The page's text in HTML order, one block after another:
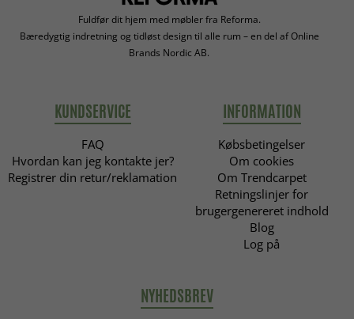
Fuldfør dit hjem med møbler fra Reforma.
Bæredygtig indretning og tidløst design til alle rum – en del af Online
Brands Nordic AB.
KUNDSERVICE
FAQ
Hvordan kan jeg kontakte jer?
Registrer din retur/reklamation
INFORMATION
Købsbetingelser
Om cookies
Om Trendcarpet
Retningslinjer for
brugergenereret indhold
Blog
Log på
NYHEDSBREV